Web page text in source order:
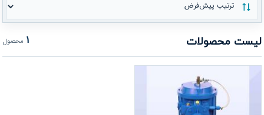
لیست محصولات ۱ محصول